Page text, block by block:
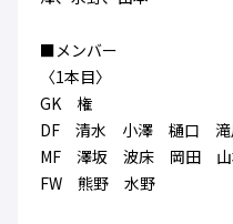
ガールズU-15
ガールズU-15
アカデミー
セレクション
ハナサカクラブ
■メンバー
〈1本目〉
GK 権
DF 清水 小澤 樋口 滝
MF 澤坂 波床 岡田 山
FW 熊野 水野